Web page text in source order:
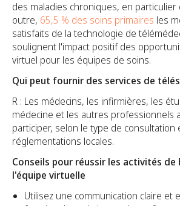
des maladies chroniques, en particulier
outre, 65,5 % des soins primaires les
satisfaits de la technologie de
soulignent l'impact positif des
virtuel pour les équipes de soins.
Qui peut fournir des services de
R : Les médecins, les infirmières, les
médecine et les autres professionnels
participer, selon le type de consultation
réglementations locales.
Conseils pour réussir les activités de
l'équipe virtuelle
Utilisez une communication claire et